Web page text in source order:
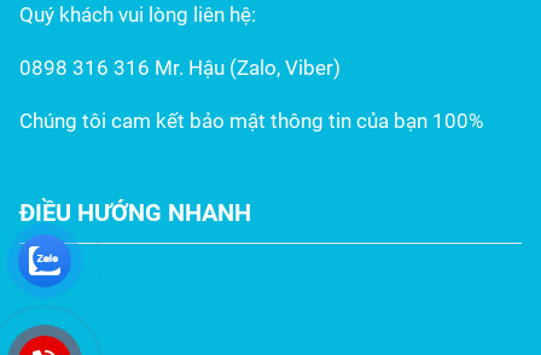
Quý khách vui lòng liên hệ:
0898 316 316 Mr. Hậu (Zalo, Viber)
Chúng tôi cam kết bảo mật thông tin của bạn 100%
ĐIỀU HƯỚNG NHANH
Trang chủ
Sản phẩm